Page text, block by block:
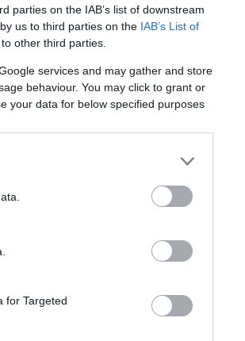
parties on the IAB’s list of downstream
us to third parties on the IAB’s List of
other third parties.
services and may gather and store
behaviour. You may click to grant or
your data for below specified purposes
for Targeted
και για τον
πρώτες
αυτή τη
την οποία ο
του κορονοϊού.
Ήταν
Ακόμη